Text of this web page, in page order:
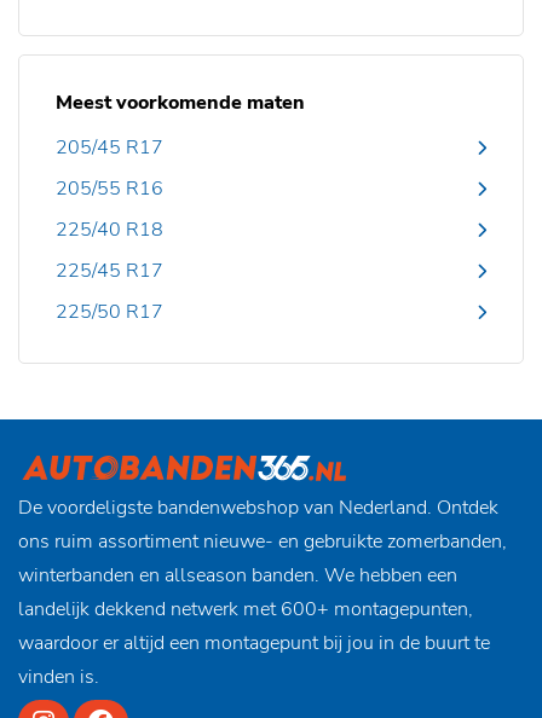
Meest voorkomende maten
205/45 R17
205/55 R16
225/40 R18
225/45 R17
225/50 R17
De voordeligste bandenwebshop van Nederland. Ontdek
ons ruim assortiment nieuwe- en gebruikte zomerbanden,
winterbanden en allseason banden. We hebben een
landelijk dekkend netwerk met 600+ montagepunten,
waardoor er altijd een montagepunt bij jou in de buurt te
vinden is.